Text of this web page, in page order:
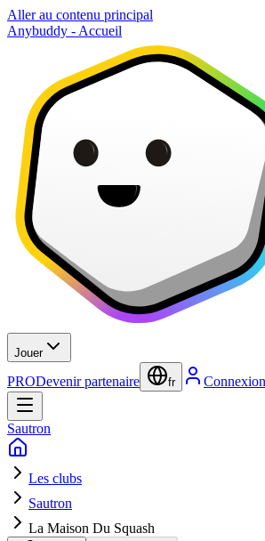
Aller au contenu principal
Anybuddy - Accueil
Jouer
PRODevenir partenaire fr Connexion
Sautron
Les clubs
Sautron
La Maison Du Squash